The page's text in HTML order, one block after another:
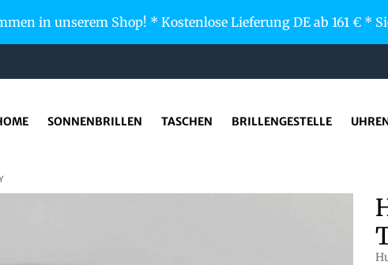
in unserem Shop! * Kostenlose Lieferung DE ab 161 € *
SONNENBRILLEN TASCHEN BRILLENGESTELLE